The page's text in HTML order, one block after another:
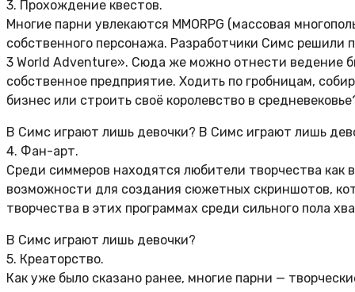
3. Прохождение квестов.
Многие парни увлекаются MMORPG (массовая
собственного персонажа. Разработчики Симс решили
3 World Adventure». Сюда же можно отнести ведение
собственное предприятие. Ходить по гробницам,
бизнес или строить своё королевство в
В Симс играют лишь девочки? В Симс играют лишь
4. Фан-арт.
Среди симмеров находятся любители творчества как
возможности для создания сюжетных скриншотов,
творчества в этих программах среди сильного пола
В Симс играют лишь девочки?
5. Креаторство.
Как уже было сказано ранее, многие парни —